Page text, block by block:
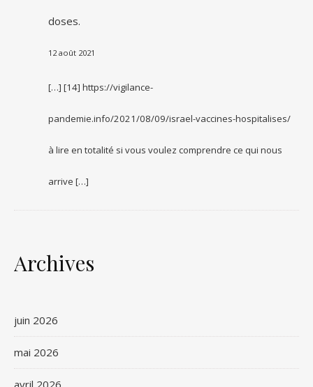
doses.
12 août 2021
[…] [14] https://vigilance-
pandemie.info/2021/08/09/israel-vaccines-hospitalises/
à lire en totalité si vous voulez comprendre ce qui nous
arrive […]
Archives
juin 2026
mai 2026